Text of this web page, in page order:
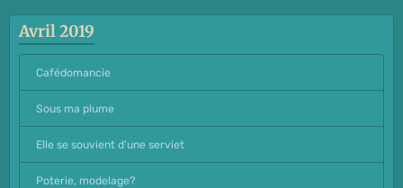
Avril 2019
Cafédomancie
Sous ma plume
Elle se souvient d'une serviet
Poterie, modelage?